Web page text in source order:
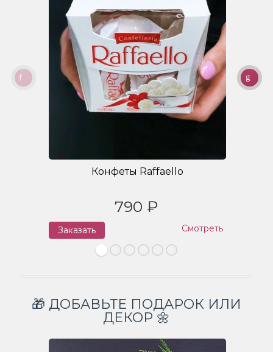
Конфеты Raffaello
790 ₽
Заказать Смотреть
🎁 ДОБАВЬТЕ ПОДАРОК ИЛИ
ДЕКОР 🌼